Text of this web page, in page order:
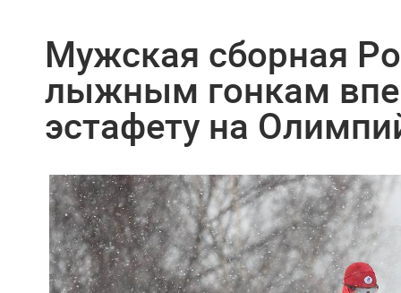
Мужская сборная
лыжным гонкам
эстафету на